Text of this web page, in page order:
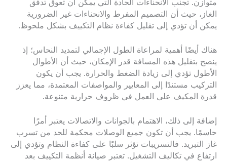
متوازن. تجنب الانحناءات الحادة التي يمكن أن تعوق تدفق
الغاز، حيث أن التصميم المفرط والانحناءات غير الضرورية
يمكن أن تؤدي إلى تقليل كفاءة نظام التكييف بشكل ملحوظ.
هناك أيضًا أهمية لمراعاة الطول الإجمالي لتمديد النحاس؛ إذ
ينصح بتقليل هذه المسافة قدر الإمكان، حيث أن الأطوال
الأطول تؤدي إلى زيادة الضغط والحرارة. يجب أن يكون
التركيب مستندًا إلى المعايير والمواصفات المعتمدة، مما يعزز
قدرة المكيف على العمل في ظروف حرارية متنوعة.
إضافة إلى ذلك، الاهتمام بالجوانات والاتصالات يعتبر أمرًا
حاسمًا. يجب أن تكون جميع الوصلات محكمة للحد من تسرب
غاز التبريد. فالتسريبات تؤثر سلبًا على كفاءة النظام وتؤدي إلى
ارتفاع في تكاليف التشغيل. تعتبر صيانة أنظمة التكييف بعد